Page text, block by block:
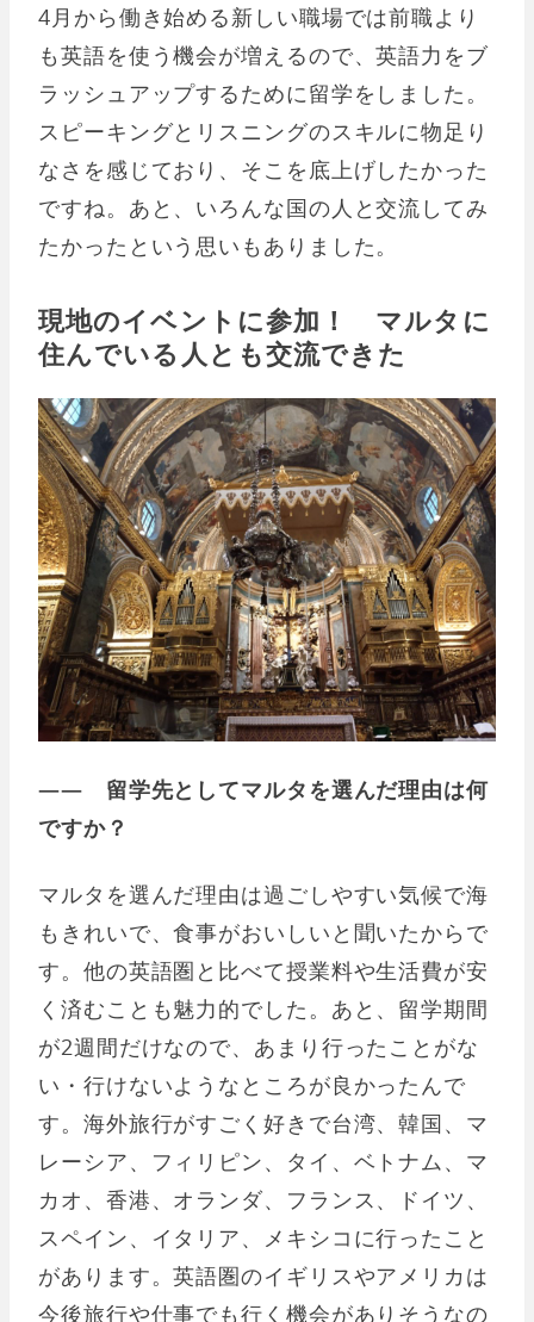
4月から働き始める新しい職場では前職より
も英語を使う機会が増えるので、英語力をブ
ラッシュアップするために留学をしました。
スピーキングとリスニングのスキルに物足り
なさを感じており、そこを底上げしたかった
ですね。あと、いろんな国の人と交流してみ
たかったという思いもありました。
現地のイベントに参加！ マルタに
住んでいる人とも交流できた
―― 留学先としてマルタを選んだ理由は何
ですか？
マルタを選んだ理由は過ごしやすい気候で海
もきれいで、食事がおいしいと聞いたからで
す。他の英語圏と比べて授業料や生活費が安
く済むことも魅力的でした。あと、留学期間
が2週間だけなので、あまり行ったことがな
い・行けないようなところが良かったんで
す。海外旅行がすごく好きで台湾、韓国、マ
レーシア、フィリピン、タイ、ベトナム、マ
カオ、香港、オランダ、フランス、ドイツ、
スペイン、イタリア、メキシコに行ったこと
があります。英語圏のイギリスやアメリカは
今後旅行や仕事でも行く機会がありそうなの